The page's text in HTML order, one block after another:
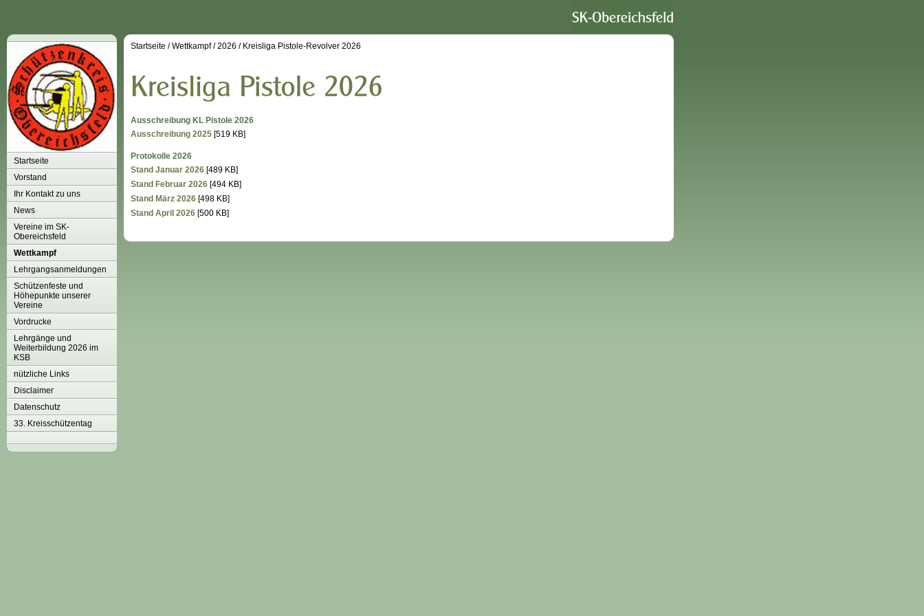
Startseite
Vorstand
Ihr Kontakt zu uns
News
Vereine im SK-
Obereichsfeld
Wettkampf
Lehrgangsanmeldungen
Schützenfeste und
Höhepunkte unserer
Vereine
Vordrucke
Lehrgänge und
Weiterbildung 2026 im
KSB
nützliche Links
Disclaimer
Datenschutz
33. Kreisschützentag
Startseite /Wettkampf/2026 / Kreisliga Pistole-Revolver 2026
Ausschreibung KL Pistole 2026
Ausschreibung 2025 [519 KB]
Protokolle 2026
Stand Januar 2026 [489 KB]
Stand Februar 2026 [494 KB]
Stand März 2026 [498 KB]
Stand April 2026 [500 KB]